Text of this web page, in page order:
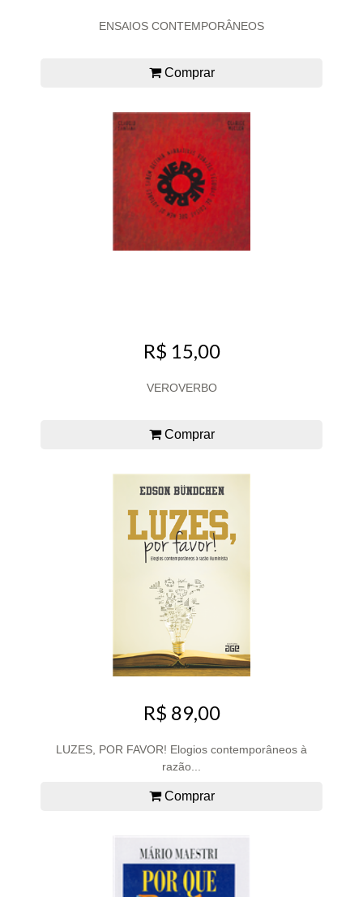
ENSAIOS CONTEMPORÂNEOS
Comprar
R$ 15,00
VEROVERBO
Comprar
R$ 89,00
LUZES, POR FAVOR! Elogios contemporâneos à
razão...
Comprar